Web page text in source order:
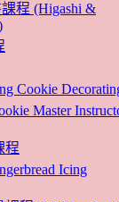
程 (Higashi &
Cookie
Master
程
Icing